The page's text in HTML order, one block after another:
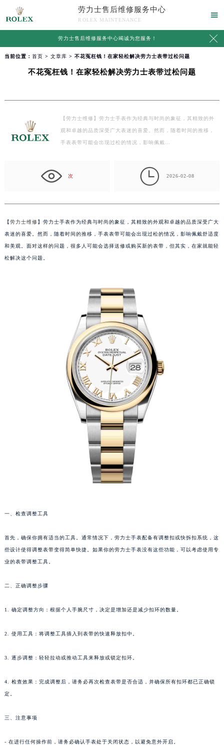
劳力士售后维修服务中心
ROLEX MAINTENANCE

劳力士售后维修服务中心竭诚为您服务！ 
当前位置： 首页 > 文章库 > 不花冤枉钱！在家轻松解决劳力士表带过松问题
不花冤枉钱！在家轻松解决劳力士表带过松问题
【劳力士维修】劳力士手表作为经典与时尚的象征，其精致的外
观和卓越的品质深受广大表迷的喜爱。然而，随着时间的推移，
手表表带可能会出现过松的情况，影响佩戴…
次  2026-02-08
【劳力士维修】劳力士手表作为经典与时尚的象征，其精致的外观和卓越的品质深受广大
表迷的喜爱。然而，随着时间的推移，手表表带可能会出现过松的情况，影响佩戴舒适度
和美观。面对这样的问题，很多人可能会选择送修或购买新的表带，但其实，在家就能轻
松解决这个问题。
一、检查调整工具
首先，确保你拥有适当的工具。通常情况下，劳力士手表配备有调整扣或快拆扣系统，这
些设计使得调整表带变得简单快捷。如果你的劳力士手表没有这些功能，可以考虑使用专
业的表带调整工具。
二、正确调整步骤
1. 确定调整方向：根据个人手腕尺寸，决定是增加还是减少扣环的数量。
2. 使用工具：将调整工具插入到表带的快速释放扣中。
3. 逐步调整：轻轻拉动或推动工具来释放或锁定扣环。
4. 检查效果：完成调整后，请务必再次检查表带是否合适，并确保所有扣环都已正确锁
定。
三、注意事项
- 在进行任何操作前，请务必确认手表处于关闭状态，以避免意外开启。